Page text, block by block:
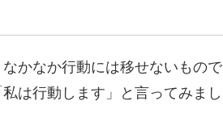
かなか行動には移せないもので
は行動します」と言ってみまし